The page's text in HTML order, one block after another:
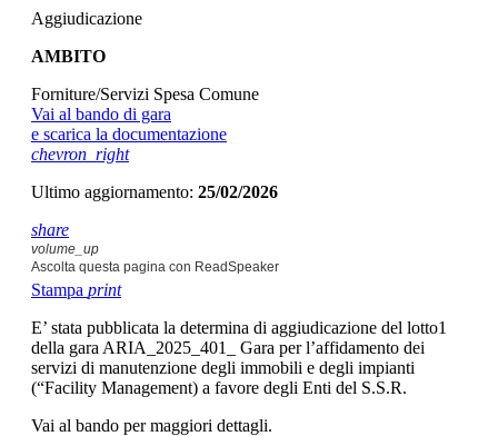
Aggiudicazione
AMBITO
Forniture/Servizi Spesa Comune
Vai al bando di gara
e scarica la documentazione
chevron_right
Ultimo aggiornamento: 25/02/2026
share
volume_up
Ascolta questa pagina con ReadSpeaker
Stampa print
E’ stata pubblicata la determina di aggiudicazione del lotto1
della gara ARIA_2025_401_ Gara per l’affidamento dei
servizi di manutenzione degli immobili e degli impianti
(“Facility Management) a favore degli Enti del S.S.R.
Vai al bando per maggiori dettagli.